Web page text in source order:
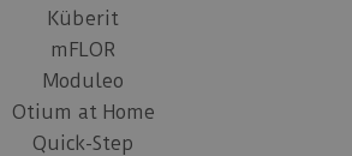
Küberit
mFLOR
Moduleo
Otium at Home
Quick-Step